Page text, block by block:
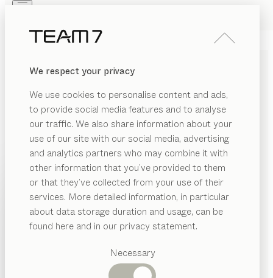
We respect your privacy
We use cookies to personalise content and ads,
to provide social media features and to analyse
our traffic. We also share information about your
use of our site with our social media, advertising
and analytics partners who may combine it with
other information that you’ve provided to them
or that they’ve collected from your use of their
services. More detailed information, in particular
about data storage duration and usage, can be
found here and in our privacy statement.
Necessary
PRODUKTE
INSPIRATION
HÄNDLER
Vorgeschlagene
Kategorien
PRODUKTE
INSPIRATION
ÜBER UNS
ESSZIMMER IDEEN MIT
MASSIVHOLZ: ELEGANZ
TRIFFT NACHHALTIGKEIT
Das Esszimmer ist der Ort der Zusammenkunft, des
Austauschs, der gemeinsamen Mahlzeiten und des
Genusses. Umso wichtiger ist es, dass dieser Raum
eine wohlige Atmosphäre ausstrahlt und stilvoll